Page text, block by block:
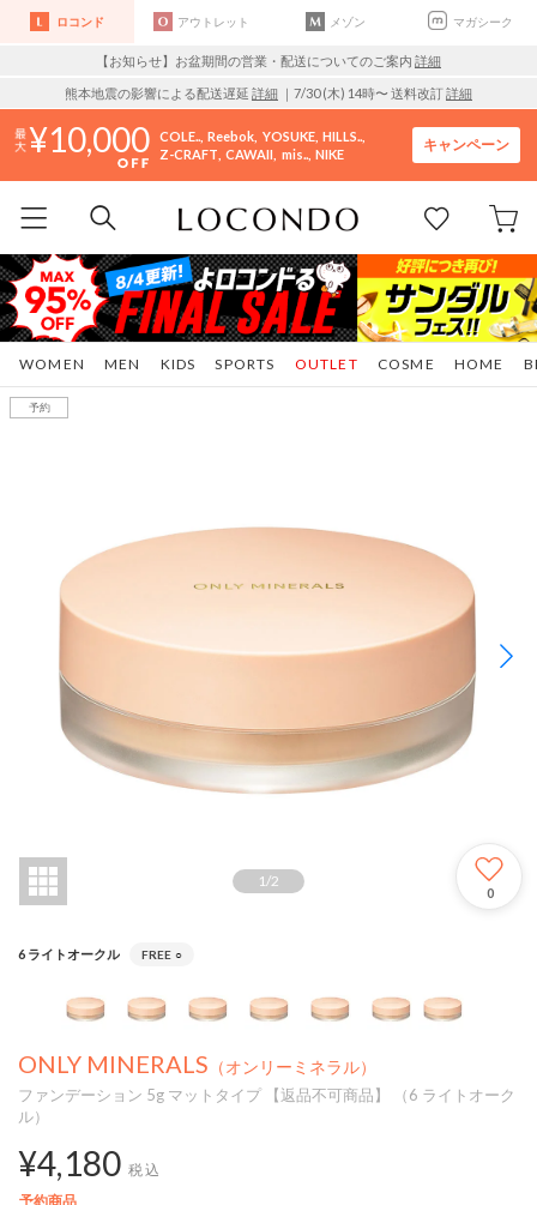
ロコンド アウトレット メゾン マガシーク
【お知らせ】お盆期間の営業・配送についてのご案内 詳細
熊本地震の影響による配送遅延 詳細 ｜7/30 (木) 14時〜 送料改訂詳細
10,000 COLE.. Reebok YOSUKE HILLS..
Z-CRAFT CAWAII mis.. NIKE
キャンペーン
WOMEN MEN KIDS SPORTS COSME HOME
OUTLET
1 /2
0
6 ライトオークル FREE ○
ONLY MINERALS （オンリーミネラル）
ファンデーション 5g マットタイプ 【返品不可商品】 （6 ライトオーク
ル）
¥4,180 税込
予約商品